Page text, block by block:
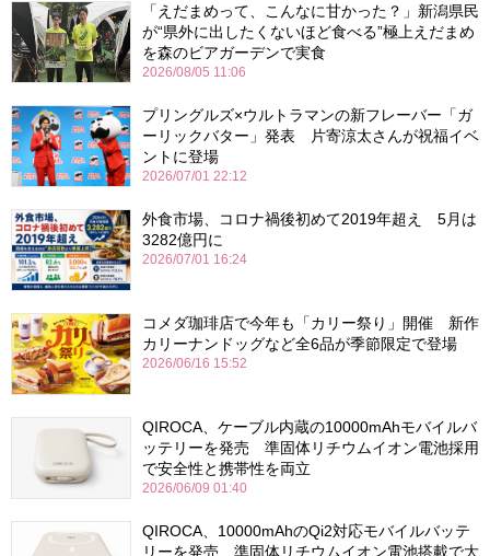
「えだまめって、こんなに甘かった？」新潟県民
が“県外に出したくないほど食べる”極上えだまめ
を森のビアガーデンで実食
2026/08/05 11:06
プリングルズ×ウルトラマンの新フレーバー「ガ
ーリックバター」発表 片寄涼太さんが祝福イベ
ントに登場
2026/07/01 22:12
外食市場、コロナ禍後初めて2019年超え 5月は
3282億円に
2026/07/01 16:24
コメダ珈琲店で今年も「カリー祭り」開催 新作
カリーナンドッグなど全6品が季節限定で登場
2026/06/16 15:52
QIROCA、ケーブル内蔵の10000mAhモバイルバ
ッテリーを発売 準固体リチウムイオン電池採用
で安全性と携帯性を両立
2026/06/09 01:40
QIROCA、10000mAhのQi2対応モバイルバッテ
リーを発売 準固体リチウムイオン電池搭載で大